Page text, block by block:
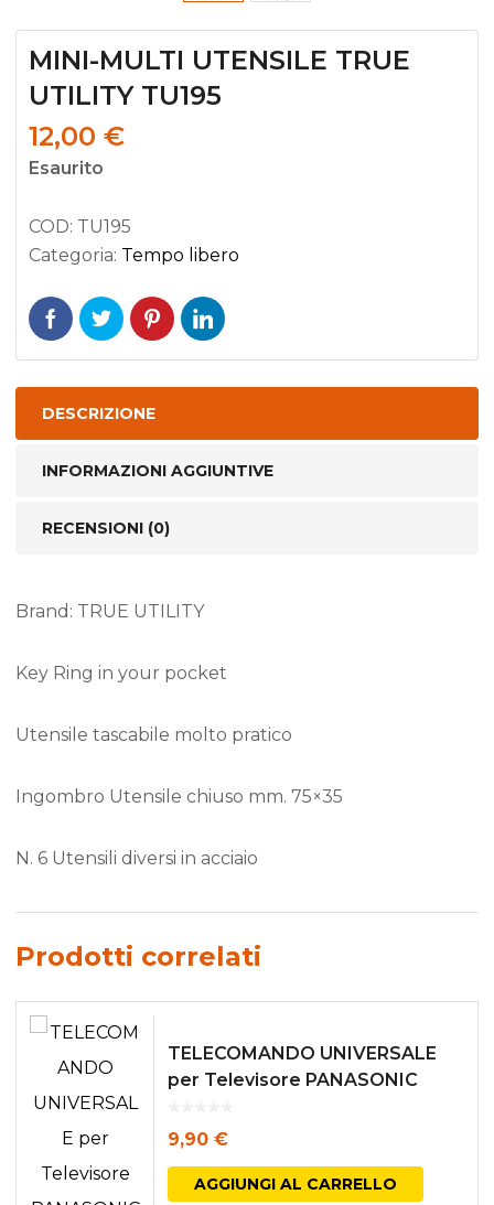
MINI-MULTI UTENSILE TRUE
UTILITY TU195
12,00 €
Esaurito
COD: TU195
Categoria: Tempo libero
DESCRIZIONE
INFORMAZIONI AGGIUNTIVE
RECENSIONI (0)
Brand: TRUE UTILITY
Key Ring in your pocket
Utensile tascabile molto pratico
Ingombro Utensile chiuso mm. 75×35
N. 6 Utensili diversi in acciaio
Prodotti correlati
TELECOMANDO UNIVERSALE
per Televisore PANASONIC
9,90 €
AGGIUNGI AL CARRELLO